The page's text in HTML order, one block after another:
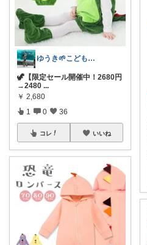
ゆうき🌱こども服ベビー
🦖【限定セール開催中！2680円
→2480 ...
￥ 2,680
1 0 36
コレ いいね